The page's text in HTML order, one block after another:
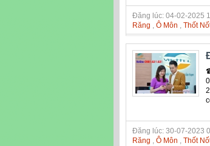
Đăng lúc: 04-02-2025
Răng , Ô Môn , Thốt
Đăng lúc: 30-07-2023
Răng , Ô Môn , Thốt